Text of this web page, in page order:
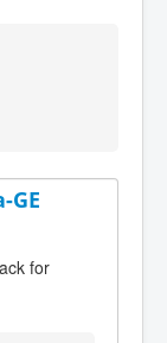
GE
for